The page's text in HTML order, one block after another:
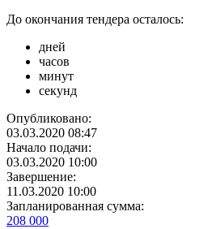
До окончания тендера осталось:
дней
часов
минут
секунд
Опубликовано:
03.03.2020 08:47
Начало подачи:
03.03.2020 10:00
Завершение:
11.03.2020 10:00
Запланированная сумма:
208 000